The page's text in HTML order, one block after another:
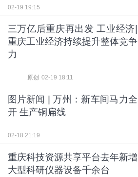
02-19 19:15
三万亿后重庆再出发 工业经济|
重庆工业经济持续提升整体竞争
力
02-19 18:11
原创
图片新闻 | 万州：新车间马力全
开 生产铜扁线
02-18 21:19
重庆科技资源共享平台去年新增
大型科研仪器设备千余台